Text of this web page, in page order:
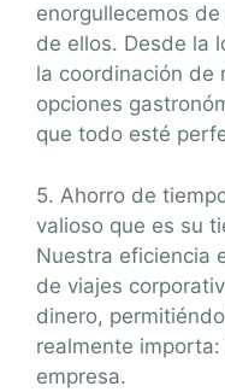
enorgullecemos
de ellos. Desde la
la coordinación de
opciones
que todo esté
5. Ahorro de
valioso que es su
Nuestra eficiencia
de viajes
dinero,
realmente
empresa.